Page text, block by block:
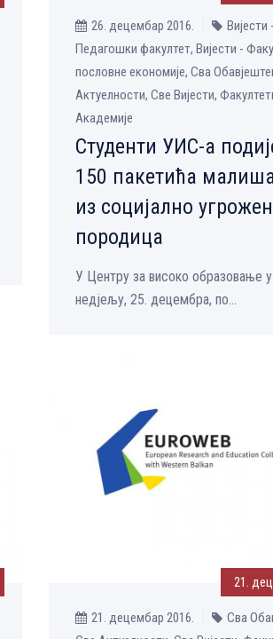
26. децембар 2016.
Вијести -
Педагошки факултет, Вијести -
пословне економије, Сва
Aктуелности, Све Вијести,
Академије
Студенти УИС-а
150 пакетића
из социјално
породица
У Центру за високо образовање
недјељу, 25. децембра, по...
21.
21. децембар 2016.
Сва